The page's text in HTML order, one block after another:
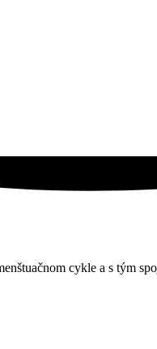
cykle a s tým